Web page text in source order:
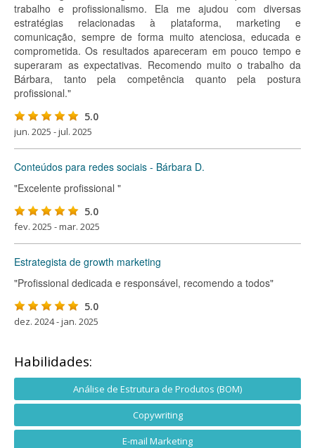
trabalho e profissionalismo. Ela me ajudou com diversas
estratégias relacionadas à plataforma, marketing e
comunicação, sempre de forma muito atenciosa, educada e
comprometida. Os resultados apareceram em pouco tempo e
superaram as expectativas. Recomendo muito o trabalho da
Bárbara, tanto pela competência quanto pela postura
profissional."
5.0
jun. 2025 - jul. 2025
Conteúdos para redes sociais - Bárbara D.
"Excelente profissional "
5.0
fev. 2025 - mar. 2025
Estrategista de growth marketing
"Profissional dedicada e responsável, recomendo a todos"
5.0
dez. 2024 - jan. 2025
Habilidades:
Análise de Estrutura de Produtos (BOM)
Copywriting
E-mail Marketing